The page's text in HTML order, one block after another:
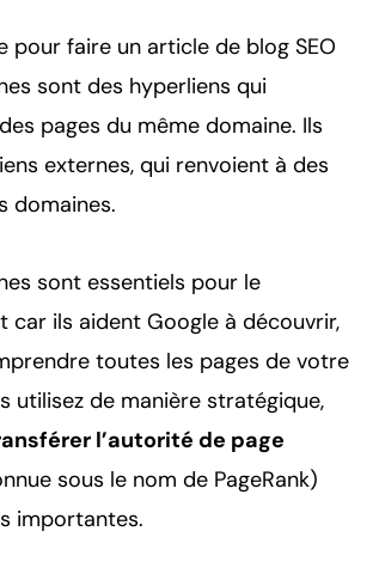
sont des hyperliens qui
pages du même domaine. Ils
externes, qui renvoient à des
domaines.
sont essentiels pour le
car ils aident Google à découvrir,
toutes les pages de votre
utilisez de manière stratégique,
l’autorité de page
sous le nom de PageRank)
importantes.